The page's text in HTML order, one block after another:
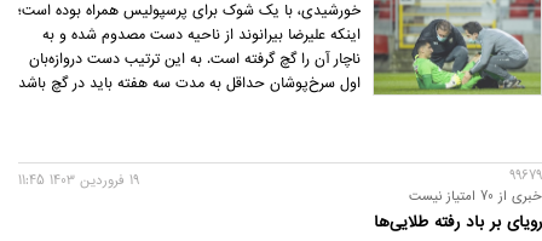
خورشیدی، با یک شوک برای پرسپولیس همراه بوده است؛
اینکه علیرضا بیرانوند از ناحیه دست مصدوم شده و به
ناچار آن را گچ گرفته است. به این ترتیب دست دروازه‏‏‌بان
اول سرخ‏‏‌پوشان حداقل به مدت سه هفته باید در گچ باشد
99679
خبری از 70 امتیاز نیست
رویای بر باد رفته طلایی‌ها
19 فروردين 1403 11:45